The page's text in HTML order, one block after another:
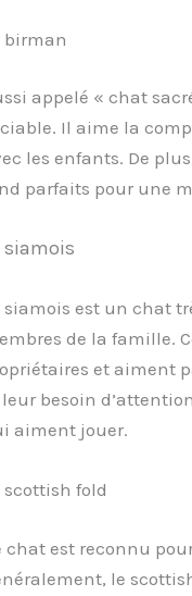
birman
appelé « chat
Il aime la
les enfants. De
parfaits pour une
siamois
siamois est un chat
de la famille.
et aiment
besoin
aiment jouer.
scottish fold
chat est reconnu
le